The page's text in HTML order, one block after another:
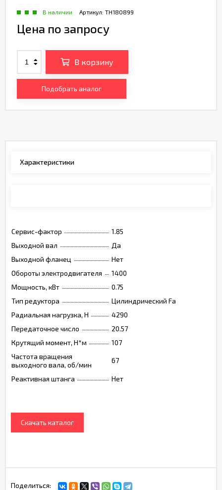
Артикул: TH180899
В наличии
Цена по запросу
В корзину
Подобрать аналог
Характеристики
Сервис-фактор
1.85
Выходной вал
Да
Выходной фланец
Нет
Обороты электродвигателя
1400
Мощность, кВт
0.75
Тип редуктора
Цилиндрический Fa
Радиальная нагрузка, Н
4290
Передаточное число
20.57
Крутящий момент, Н*м
107
Частота вращения
выходного вала, об/мин
67
Реактивная штанга Нет
Скачать каталог
Поделиться: